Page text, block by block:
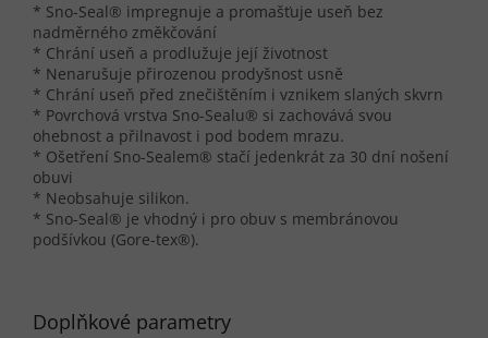
* Sno-Seal® impregnuje a promašťuje useň bez
nadměrného změkčování
* Chrání useň a prodlužuje její životnost
* Nenarušuje přirozenou prodyšnost usně
* Chrání useň před znečištěním i vznikem slaných skvrn
* Povrchová vrstva Sno-Sealu® si zachovává svou
ohebnost a přilnavost i pod bodem mrazu.
* Ošetření Sno-Sealem® stačí jedenkrát za 30 dní nošení
obuvi
* Neobsahuje silikon.
* Sno-Seal® je vhodný i pro obuv s membránovou
podšívkou (Gore-tex®).
Doplňkové parametry